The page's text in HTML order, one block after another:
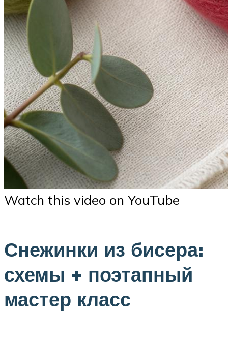
Watch this video on YouTube
Снежинки из бисера:
схемы + поэтапный
мастер класс